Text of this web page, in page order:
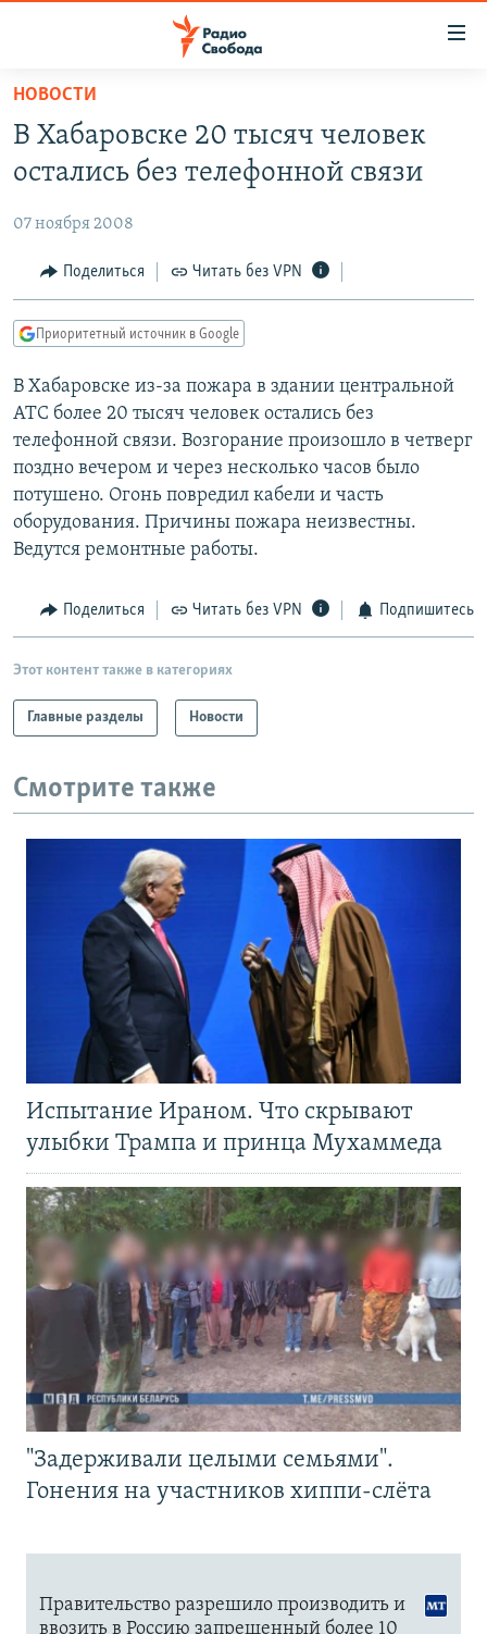
упрощенного
доступа
основному
Вернутся
главной
навигации
Вернутся
поиску
ПРОГРАММЫ
ПОДКАСТЫ
ЦИТАТЫ СВОБОДЫ
МНЕНИЯ
IDEL.РЕАЛИИ
КАВКАЗ.РЕАЛИИ
СЕВЕР.РЕАЛИИ
СИБИРЬ.РЕАЛИИ
РАСПИСАНИЕ ВЕЩАНИЯ
ПОДПИШИТЕСЬ НА РАССЫЛКУ
СОЦИАЛЬНЫЕ СЕТИ
НОВОСТИ
В Хабаровске 20 тысяч человек
остались без телефонной связи
07 ноября 2008
Поделиться Читать без VPN
Приоритетный источник в Google
В Хабаровске из-за пожара в здании центральной
АТС более 20 тысяч человек остались без
телефонной связи. Возгорание произошло в четверг
поздно вечером и через несколько часов было
потушено. Огонь повредил кабели и часть
оборудования. Причины пожара неизвестны.
Ведутся ремонтные работы.
Поделиться Читать без VPN Подпишитесь
Этот контент также в категориях
Главные разделы Новости
Смотрите также
Испытание Ираном. Что скрывают
улыбки Трампа и принца Мухаммеда
"Задерживали целыми семьями".
Гонения на участников хиппи-слёта